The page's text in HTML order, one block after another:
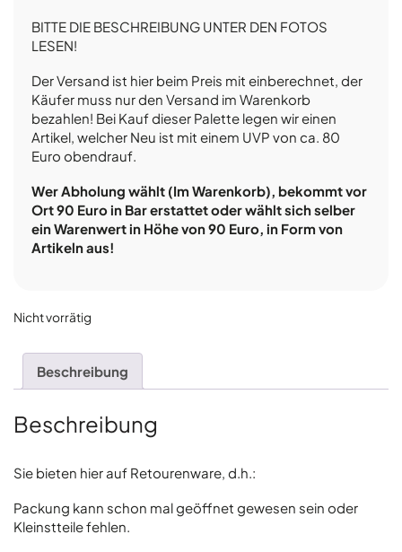
BITTE DIE BESCHREIBUNG UNTER DEN FOTOS
LESEN!
Der Versand ist hier beim Preis mit einberechnet, der
Käufer muss nur den Versand im Warenkorb
bezahlen! Bei Kauf dieser Palette legen wir einen
Artikel, welcher Neu ist mit einem UVP von ca. 80
Euro obendrauf.
Wer Abholung wählt (Im Warenkorb), bekommt vor
Ort 90 Euro in Bar erstattet oder wählt sich selber
ein Warenwert in Höhe von 90 Euro, in Form von
Artikeln aus!
Nicht vorrätig
Beschreibung
Beschreibung
Sie bieten hier auf Retourenware, d.h.:
Packung kann schon mal geöffnet gewesen sein oder
Kleinstteile fehlen.